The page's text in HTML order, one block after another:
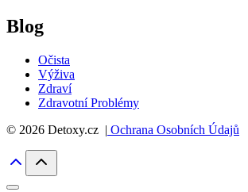
Blog
Očista
Výživa
Zdraví
Zdravotní Problémy
© 2026 Detoxy.cz | Ochrana Osobních Údajů